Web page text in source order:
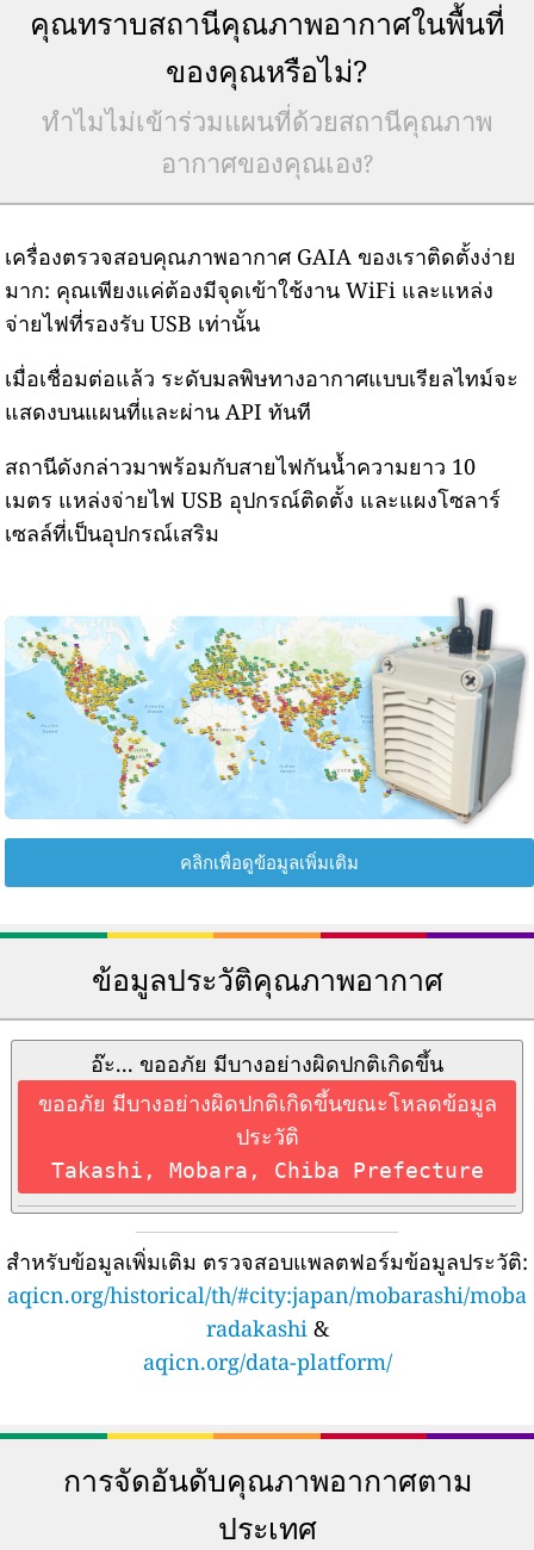
คุณทราบสถานีคุณภาพอากาศในพื้นที่
ของคุณหรือไม่?
ทำไมไม่เข้าร่วมแผนที่ด้วยสถานีคุณภาพ
อากาศของคุณเอง?
เครื่องตรวจสอบคุณภาพอากาศ GAIA ของเราติดตั้งง่าย
มาก: คุณเพียงแค่ต้องมีจุดเข้าใช้งาน WiFi และแหล่ง
จ่ายไฟที่รองรับ USB เท่านั้น
เมื่อเชื่อมต่อแล้ว ระดับมลพิษทางอากาศแบบเรียลไทม์จะ
แสดงบนแผนที่และผ่าน API ทันที
สถานีดังกล่าวมาพร้อมกับสายไฟกันน้ำความยาว 10
เมตร แหล่งจ่ายไฟ USB อุปกรณ์ติดตั้ง และแผงโซลาร์
เซลล์ที่เป็นอุปกรณ์เสริม
คลิกเพื่อดูข้อมูลเพิ่มเติม
ข้อมูลประวัติคุณภาพอากาศ
อ๊ะ... ขออภัย มีบางอย่างผิดปกติเกิดขึ้น
ขออภัย มีบางอย่างผิดปกติเกิดขึ้นขณะโหลดข้อมูล
ประวัติ
Takashi, Mobara, Chiba Prefecture
สำหรับข้อมูลเพิ่มเติม ตรวจสอบแพลตฟอร์มข้อมูลประวัติ:
aqicn.org/historical/th/#city:japan/mobarashi/moba
radakashi&
aqicn.org/data-platform/
การจัดอันดับคุณภาพอากาศตาม
ประเทศ